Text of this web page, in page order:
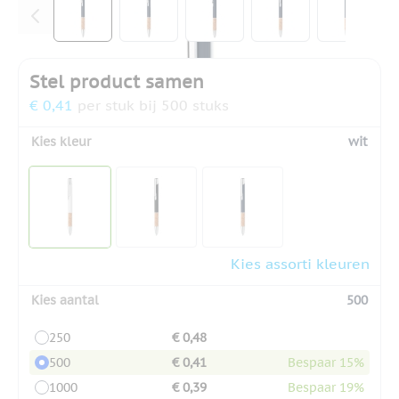
Stel product samen
€ 0,41 per stuk bij 500 stuks
Kies kleur wit
Kies assorti kleuren
Kies aantal 500
250
€ 0,48
500
€ 0,41
Bespaar 15%
1000
€ 0,39
Bespaar 19%